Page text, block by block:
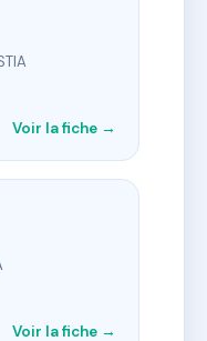
Voir la fiche →
Voir la fiche →